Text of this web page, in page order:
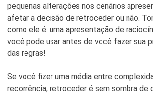
pequenas alterações nos cenários
afetar a decisão de retroceder ou não.
como ele é: uma apresentação de
você pode usar antes de você fazer sua
das regras!
Se você fizer uma média entre
recorrência, retroceder é sem sombra de